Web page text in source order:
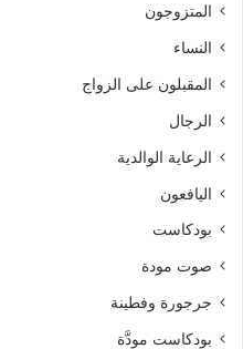
المتزوجون
النساء
المقبلون على الزواج
الرجال
الرعاية الوالدية
اليافعون
بودكاست
صوت مودة
جرجورة وفطينة
بودكاست مودَّة